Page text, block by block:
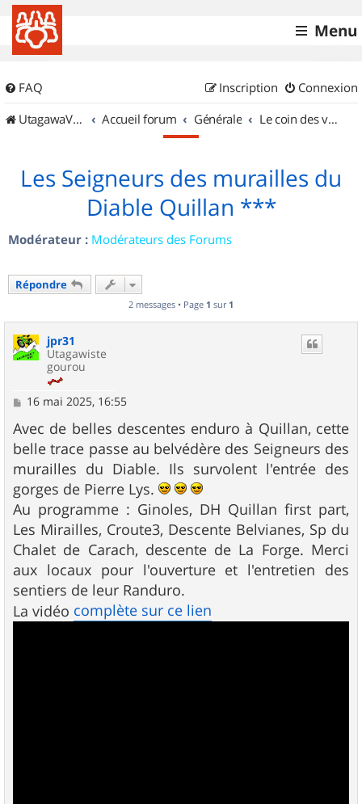
Menu
FAQ Connexion
Inscription
UtagawaVTT (Randos VTT et VTTAE avec traces GPS)
Accueil forum Générale Le coin des vidéastes
Les Seigneurs des murailles du
Diable Quillan ***
Modérateur : Modérateurs des Forums
Répondre
2 messages • Page 1 sur 1
jpr31
Utagawiste
gourou
M
s
s
a
g
e
16 mai 2025, 16:55
Avec de belles descentes enduro à Quillan, cette
belle trace passe au belvédère des Seigneurs des
murailles du Diable. Ils survolent l'entrée des
gorges de Pierre Lys.
Au programme : Ginoles, DH Quillan first part,
Les Mirailles, Croute3, Descente Belvianes, Sp du
Chalet de Carach, descente de La Forge. Merci
aux locaux pour l'ouverture et l'entretien des
sentiers de leur Randuro.
La vidéo complète sur ce lien